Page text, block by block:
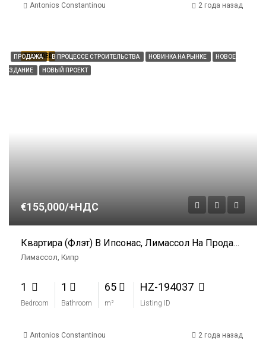
Antonios Constantinou 2 года назад
FEATURED
ПРОДАЖА В ПРОЦЕССЕ СТРОИТЕЛЬСТВА НОВИНКА НА РЫНКЕ НОВОЕ
ЗДАНИЕ НОВЫЙ ПРОЕКТ
€155,000/+НДС
Квартира (флэт) В Ипсонас, Лимассол На Продажу
Лимассол, Кипр
1
Bedroom
1
Bathroom
65
m²
HZ-194037
Listing ID
Antonios Constantinou 2 года назад